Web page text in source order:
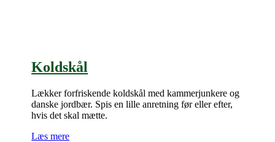
Koldskål
Lækker forfriskende koldskål med kammerjunkere og
danske jordbær. Spis en lille anretning før eller efter,
hvis det skal mætte.
Læs mere